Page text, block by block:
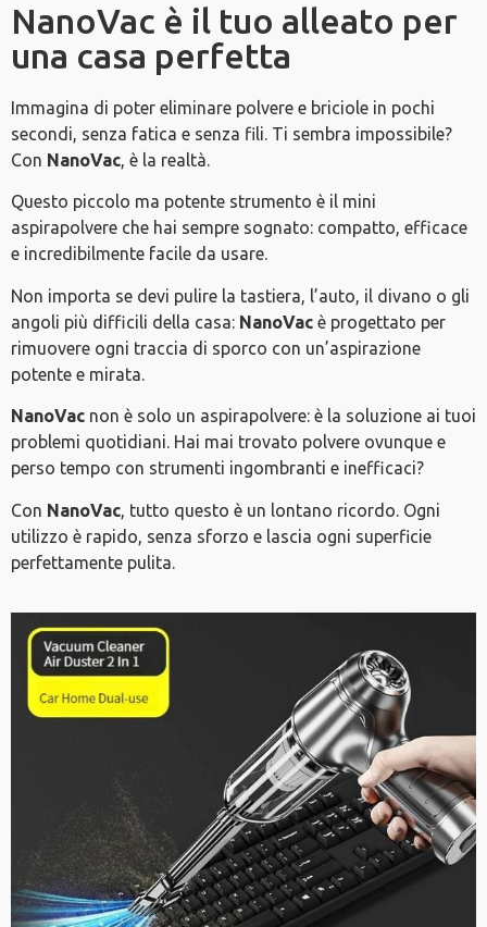
NanoVac è il tuo alleato per
una casa perfetta
Immagina di poter eliminare polvere e briciole in pochi
secondi, senza fatica e senza fili. Ti sembra impossibile?
Con NanoVac, è la realtà.
Questo piccolo ma potente strumento è il mini
aspirapolvere che hai sempre sognato: compatto, efficace
e incredibilmente facile da usare.
Non importa se devi pulire la tastiera, l’auto, il divano o gli
angoli più difficili della casa: NanoVac è progettato per
rimuovere ogni traccia di sporco con un’aspirazione
potente e mirata.
NanoVac non è solo un aspirapolvere: è la soluzione ai tuoi
problemi quotidiani. Hai mai trovato polvere ovunque e
perso tempo con strumenti ingombranti e inefficaci?
Con NanoVac , tutto questo è un lontano ricordo. Ogni
utilizzo è rapido, senza sforzo e lascia ogni superficie
perfettamente pulita.